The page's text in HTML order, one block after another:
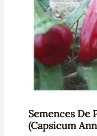
Semences De
(Capsicum